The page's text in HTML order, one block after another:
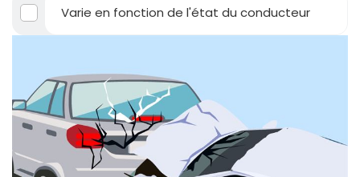
Varie en fonction de l'état du conducteur